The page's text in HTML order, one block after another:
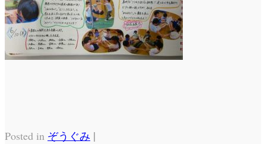
Posted in ぞうぐみ |